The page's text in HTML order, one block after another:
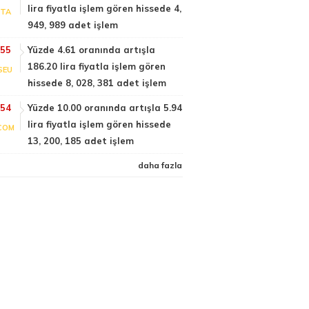
lira fiyatla işlem gören hissede 4,
949, 989 adet işlem
Yüzde 4.61 oranında artışla
186.20 lira fiyatla işlem gören
hissede 8, 028, 381 adet işlem
Yüzde 10.00 oranında artışla 5.94
lira fiyatla işlem gören hissede
13, 200, 185 adet işlem
daha fazla